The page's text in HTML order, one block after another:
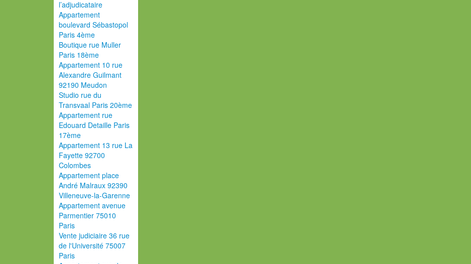
l’adjudicataire
Appartement
boulevard Sébastopol
Paris 4ème
Boutique rue Muller
Paris 18ème
Appartement 10 rue
Alexandre Guilmant
92190 Meudon
Studio rue du
Transvaal Paris 20ème
Appartement rue
Edouard Detaille Paris
17ème
Appartement 13 rue La
Fayette 92700
Colombes
Appartement place
André Malraux 92390
Villeneuve-la-Garenne
Appartement avenue
Parmentier 75010
Paris
Vente judiciaire 36 rue
de l'Université 75007
Paris